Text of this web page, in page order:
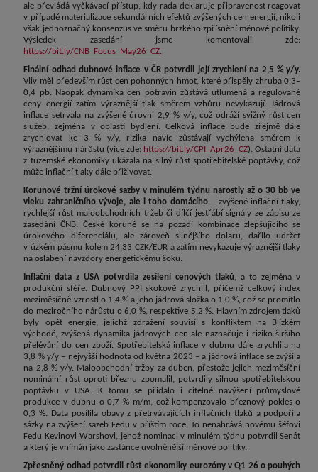
ale převládá vyčkávací přístup, kdy rada deklaruje připravenost reagovat
v případě materializace sekundárních efektů zvýšených cen energií, nikoli
však jednoznačný konsenzus ve směru brzkého zpřísnění měnové politiky.
Výsledek zasedání jsme komentovali zde:
https://bit.ly/CNB_Focus_May26_CZ.
Finální odhad dubnové inflace v ČR potvrdil její zrychlení na 2,5 % y/y.
Vliv měl především růst cen pohonných hmot, které přispěly zhruba 0,3–
0,4 pb. Naopak dynamika cen potravin zůstává utlumená a regulované
ceny energií zatím výraznější tlak směrem vzhůru nevykazují. Jádrová
inflace setrvala na zvýšené úrovni 2,9 % y/y, což odráží svižný růst cen
služeb, zejména v oblasti bydlení. Celková inflace bude zřejmě dále
zrychlovat ke 3 % y/y, rizika navíc zůstávají vychýlena směrem k
výraznějšímu nárůstu (více zde: https://bit.ly/CPI_Apr26_CZ). Ostatní data
z tuzemské ekonomiky ukázala na silný růst spotřebitelské poptávky, což
může inflační tlaky dále přiživovat.
Korunové tržní úrokové sazby v minulém týdnu narostly až o 30 bb ve
vleku zahraničního vývoje, ale i toho domácího – zvýšené inflační tlaky,
rychlejší růst maloobchodních tržeb či dílčí jestřábí signály ze zápisu ze
zasedání ČNB. České koruně se na pozadí kombinace zlepšujícího se
úrokového diferenciálu, ale zároveň silnějšího dolaru, dařilo udržet
v úzkém pásmu kolem 24,33 CZK/EUR a zatím nevykazuje výraznější tlaky
na oslabení navzdory energetickému šoku.
Inflační data z USA potvrdila zesílení cenových tlaků, a to zejména v
produkční sféře. Dubnový PPI skokově zrychlil, přičemž celkový index
meziměsíčně vzrostl o 1,4 % a jeho jádrová složka o 1,0 %, což se promítlo
do meziročního nárůstu o 6,0 %, respektive 5,2 %. Hlavním zdrojem tlaků
byly opět energie, jejichž zdražení souvisí s konfliktem na Blízkém
východě, zvýšená dynamika jádrových cen ale naznačuje i riziko širšího
přelévání do cen zboží. Spotřebitelská inflace v dubnu dále zrychlila na
3,8 % y/y – nejvyšší hodnota od května 2023 – a jádrová inflace se zvýšila
na 2,8 % y/y. Maloobchodní tržby za duben, přestože jejich meziměsíční
nominální růst oproti březnu zpomalil, potvrdily silnou spotřebitelskou
poptávku v USA. K tomu se přidalo i citelné navýšení průmyslové
produkce v dubnu o 0,7 % m/m, což kompenzovalo březnový pokles o
0,3 %. Data posílila obavy z přetrvávajících inflačních tlaků a podpořila
sázky na zvýšení sazeb Fedu v příštím roce. To nenahrává novému šéfovi
Fedu Kevinovi Warshovi, jehož nominaci v minulém týdnu potvrdil Senát
a který je vnímán jako zastánce uvolněnější měnové politiky.
Zpřesněný odhad potvrdil růst ekonomiky eurozóny v Q1 26 o pouhých